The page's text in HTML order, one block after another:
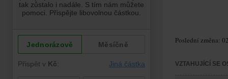
Poslední změna:
VZTAHUJÍCÍ SE